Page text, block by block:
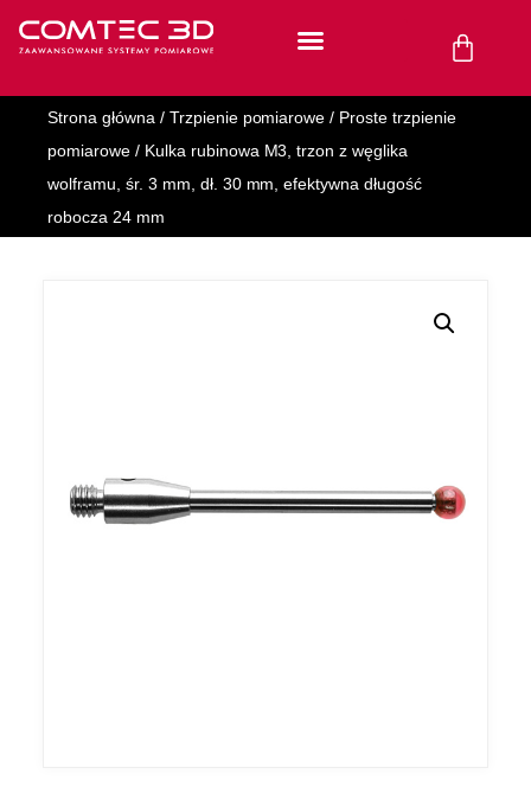
Strona główna/ Trzpienie pomiarowe / Proste trzpienie
pomiarowe / Kulka rubinowa M3, trzon z węglika
wolframu, śr. 3 mm, dł. 30 mm, efektywna długość
robocza 24 mm